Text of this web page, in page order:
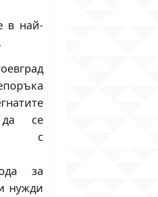
в най-
да се
с
за
нужди